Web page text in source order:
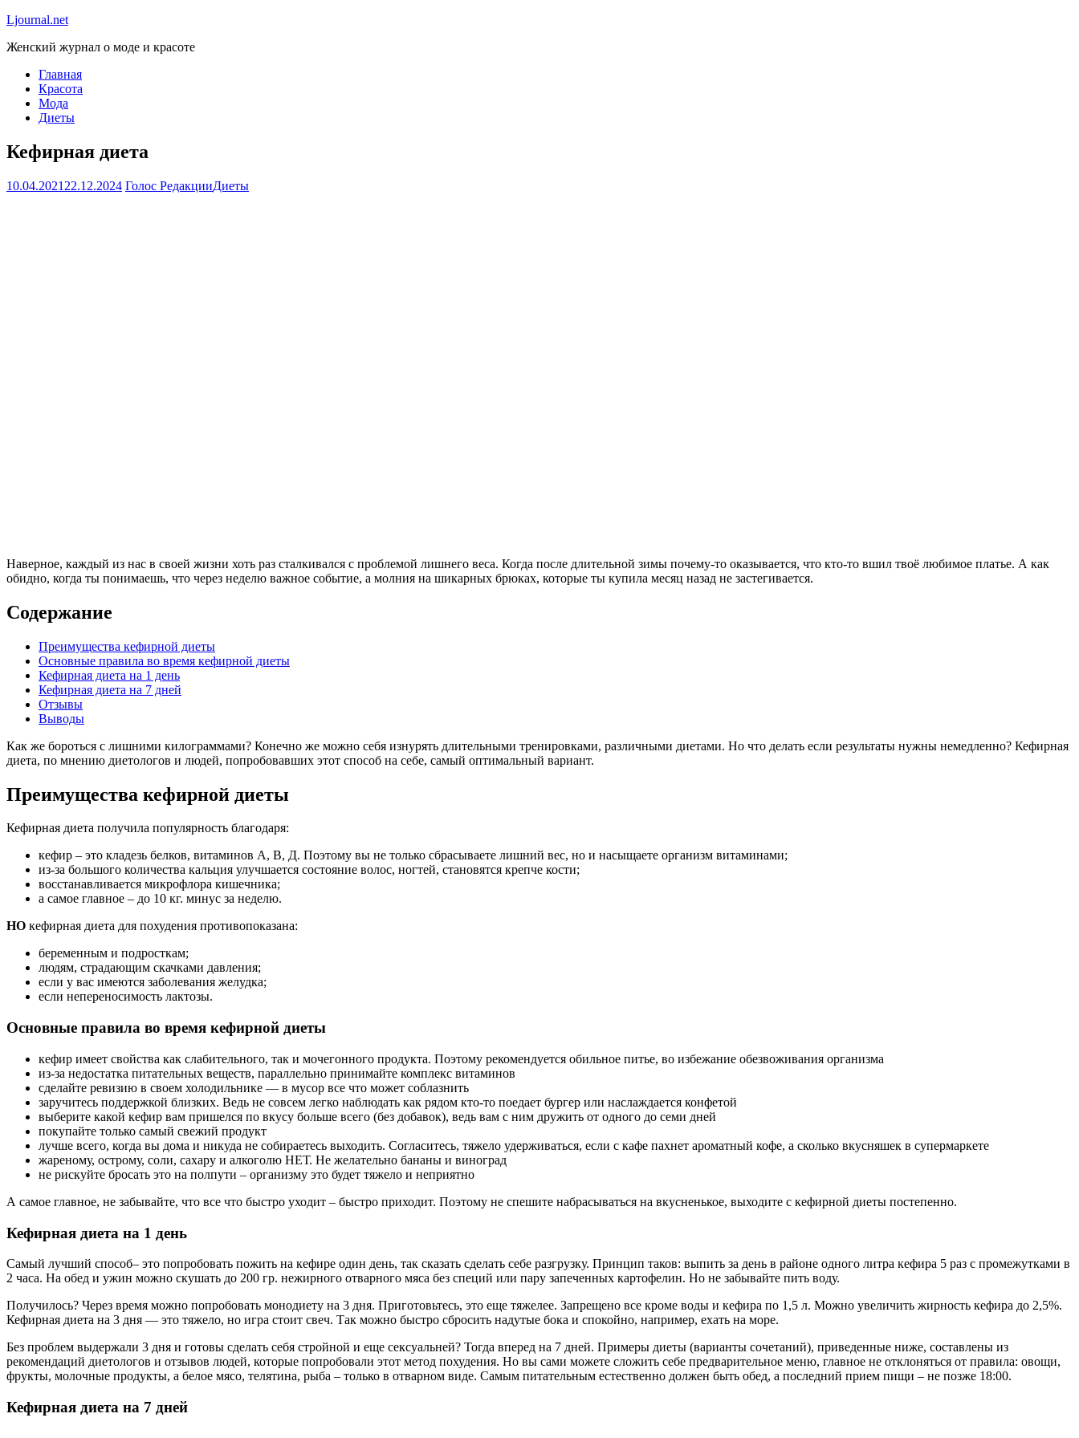
Ljournal.net
Женский журнал о моде и красоте
Главная
Красота
Мода
Диеты
Кефирная диета
10.04.2021 22.12.2024 Голос РедакцииДиеты
Наверное, каждый из нас в своей жизни хоть раз сталкивался с проблемой лишнего веса. Когда после длительной зимы почему-то оказывается, что кто-то вшил твоё любимое платье. А как
обидно, когда ты понимаешь, что через неделю важное событие, а молния на шикарных брюках, которые ты купила месяц назад не застегивается.
Содержание
Преимущества кефирной диеты
Основные правила во время кефирной диеты
Кефирная диета на 1 день
Кефирная диета на 7 дней
Отзывы
Выводы
Как же бороться с лишними килограммами? Конечно же можно себя изнурять длительными тренировками, различными диетами. Но что делать если результаты нужны немедленно? Кефирная
диета, по мнению диетологов и людей, попробовавших этот способ на себе, самый оптимальный вариант.
Преимущества кефирной диеты
Кефирная диета получила популярность благодаря:
кефир – это кладезь белков, витаминов А, В, Д. Поэтому вы не только сбрасываете лишний вес, но и насыщаете организм витаминами;
из-за большого количества кальция улучшается состояние волос, ногтей, становятся крепче кости;
восстанавливается микрофлора кишечника;
а самое главное – до 10 кг. минус за неделю.
НО кефирная диета для похудения противопоказана:
беременным и подросткам;
людям, страдающим скачками давления;
если у вас имеются заболевания желудка;
если непереносимость лактозы.
Основные правила во время кефирной диеты
кефир имеет свойства как слабительного, так и мочегонного продукта. Поэтому рекомендуется обильное питье, во избежание обезвоживания организма
из-за недостатка питательных веществ, параллельно принимайте комплекс витаминов
сделайте ревизию в своем холодильнике — в мусор все что может соблазнить
заручитесь поддержкой близких. Ведь не совсем легко наблюдать как рядом кто-то поедает бургер или наслаждается конфетой
выберите какой кефир вам пришелся по вкусу больше всего (без добавок), ведь вам с ним дружить от одного до семи дней
покупайте только самый свежий продукт
лучше всего, когда вы дома и никуда не собираетесь выходить. Согласитесь, тяжело удерживаться, если с кафе пахнет ароматный кофе, а сколько вкусняшек в супермаркете
жареному, острому, соли, сахару и алкоголю НЕТ. Не желательно бананы и виноград
не рискуйте бросать это на полпути – организму это будет тяжело и неприятно
А самое главное, не забывайте, что все что быстро уходит – быстро приходит. Поэтому не спешите набрасываться на вкусненькое, выходите с кефирной диеты постепенно.
Кефирная диета на 1 день
Самый лучший способ– это попробовать пожить на кефире один день, так сказать сделать себе разгрузку. Принцип таков: выпить за день в районе одного литра кефира 5 раз с промежутками в
2 часа. На обед и ужин можно скушать до 200 гр. нежирного отварного мяса без специй или пару запеченных картофелин. Но не забывайте пить воду.
Получилось? Через время можно попробовать монодиету на 3 дня. Приготовьтесь, это еще тяжелее. Запрещено все кроме воды и кефира по 1,5 л. Можно увеличить жирность кефира до 2,5%.
Кефирная диета на 3 дня — это тяжело, но игра стоит свеч. Так можно быстро сбросить надутые бока и спокойно, например, ехать на море.
Без проблем выдержали 3 дня и готовы сделать себя стройной и еще сексуальней? Тогда вперед на 7 дней. Примеры диеты (варианты сочетаний), приведенные ниже, составлены из
рекомендаций диетологов и отзывов людей, которые попробовали этот метод похудения. Но вы сами можете сложить себе предварительное меню, главное не отклоняться от правила: овощи,
фрукты, молочные продукты, а белое мясо, телятина, рыба – только в отварном виде. Самым питательным естественно должен быть обед, а последний прием пищи – не позже 18:00.
Кефирная диета на 7 дней